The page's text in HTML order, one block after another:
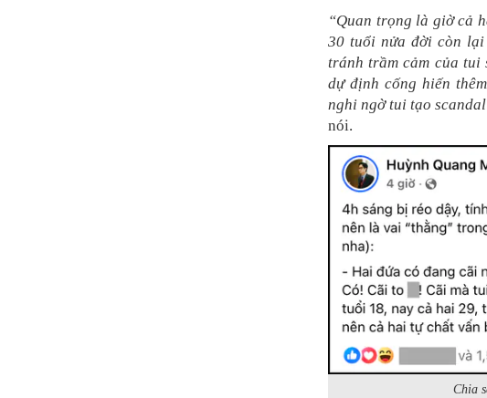
“Quan trọng là giờ cả
30 tuổi nửa đời còn
tránh trầm cảm của tui
dự định cống hiến
nghi ngờ tui tạo
nói.
Chia